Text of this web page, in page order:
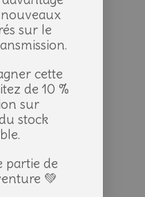
sur le
cette
de 10 %
sur
stock
partie de
💚